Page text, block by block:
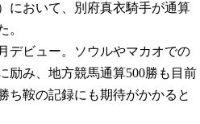
において、別府真衣騎手が通算
。
デビュー。ソウルやマカオでの
励み、地方競馬通算500勝も目前
ち鞍の記録にも期待がかかると